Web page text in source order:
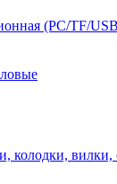
(PC/TF/
колодки,